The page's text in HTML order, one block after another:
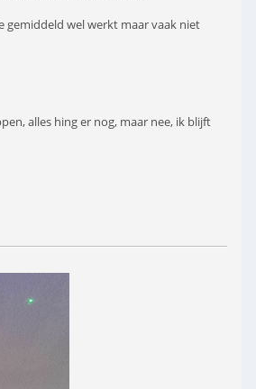
gemiddeld wel werkt maar vaak niet
alles hing er nog, maar nee, ik blijft